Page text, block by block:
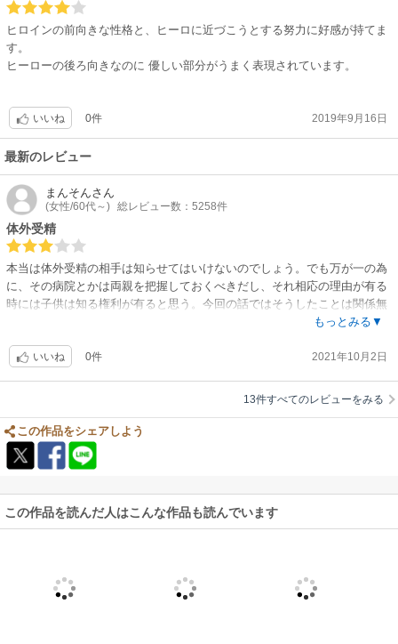
ヒロインの前向きな性格と、ヒーロに近づこうとする努力に好感が持てま
す。
ヒーローの後ろ向きなのに 優しい部分がうまく表現されています。
いいね 0件 2019年9月16日
最新のレビュー
まんそんさん
(女性/60代～) 総レビュー数：5258件
体外受精
本当は体外受精の相手は知らせてはいけないのでしょう。でも万が一の為
に、その病院とかは両親を把握しておくべきだし、それ相応の理由が有る
時には子供は知る権利が有ると思う。今回の話ではそうしたことは関係無
かったけれど。孤独感から子供をと望んだヒロインのように欲しい人は子
育てていける世の中で有りますように。
もっとみる▼
いいね 0件 2021年10月2日
13件すべてのレビューをみる
この作品をシェアしよう
この作品を読んだ人はこんな作品も読んでいます